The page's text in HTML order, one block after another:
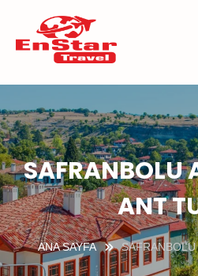
İçeriğe
KIBRIS
SAFRANBOLU
ANT
ANA SAYFA